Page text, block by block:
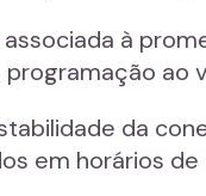
à
ao
da
em horários